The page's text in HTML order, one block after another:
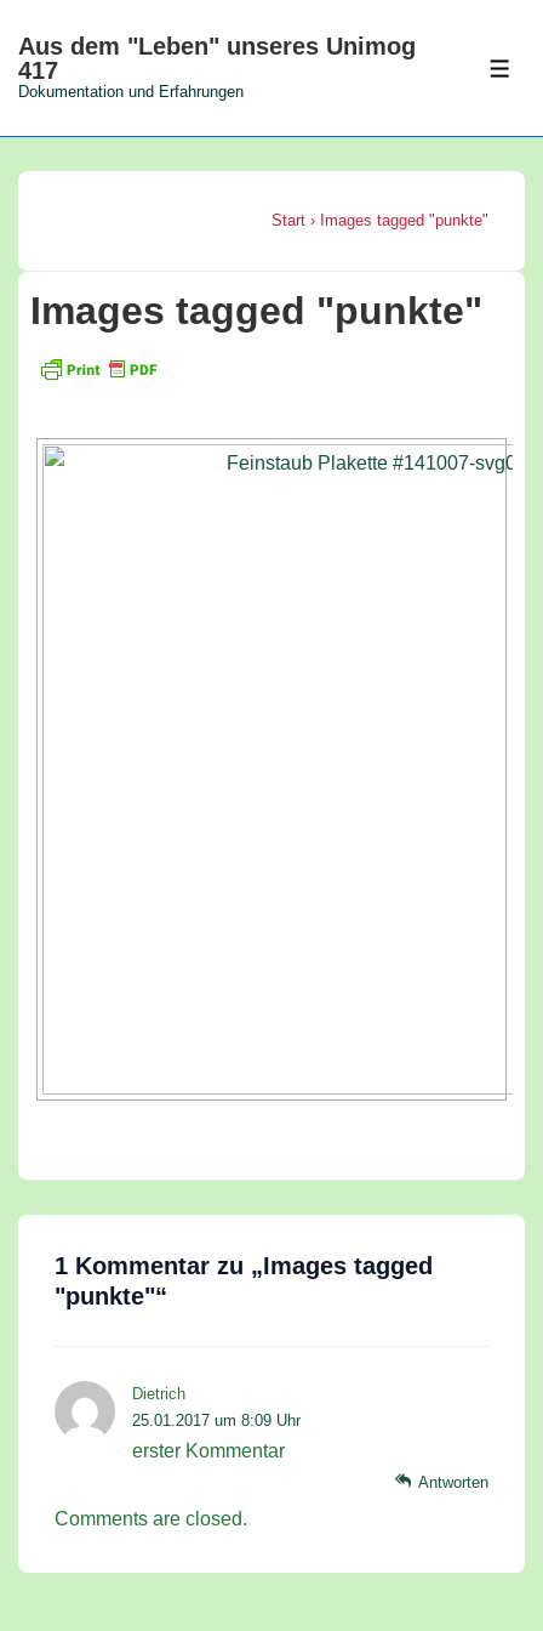
Zum
Inhalt
Aus dem "Leben" unseres Unimog
417
Dokumentation und Erfahrungen
Start › Images tagged "punkte"
Images tagged "punkte"
1 Kommentar zu „Images tagged
"punkte"“
Dietrich
25.01.2017 um 8:09 Uhr
erster Kommentar
Antworten
Comments are closed.